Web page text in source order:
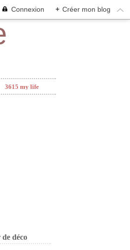
Connexion + Créer mon blog
3615 my life
déco